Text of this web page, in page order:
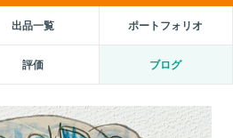
出品一覧 ポートフォリオ
評価 ブログ